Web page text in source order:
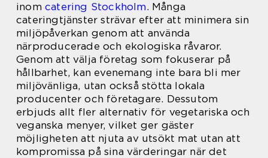
inom catering Stockholm. Många
cateringtjänster strävar efter att minimera sin
miljöpåverkan genom att använda
närproducerade och ekologiska råvaror.
Genom att välja företag som fokuserar på
hållbarhet, kan evenemang inte bara bli mer
miljövänliga, utan också stötta lokala
producenter och företagare. Dessutom
erbjuds allt fler alternativ för vegetariska och
veganska menyer, vilket ger gäster
möjligheten att njuta av utsökt mat utan att
kompromissa på sina värderingar när det